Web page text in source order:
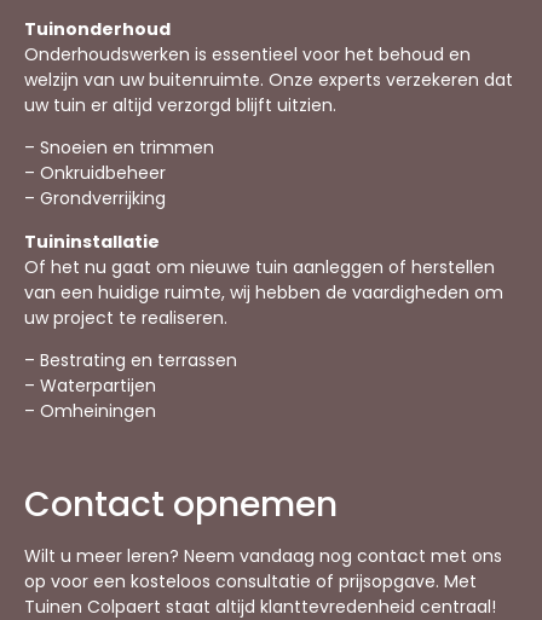
Tuinonderhoud
Onderhoudswerken is essentieel voor het behoud en
welzijn van uw buitenruimte. Onze experts verzekeren dat
uw tuin er altijd verzorgd blijft uitzien.
– Snoeien en trimmen
– Onkruidbeheer
– Grondverrijking
Tuininstallatie
Of het nu gaat om nieuwe tuin aanleggen of herstellen
van een huidige ruimte, wij hebben de vaardigheden om
uw project te realiseren.
– Bestrating en terrassen
– Waterpartijen
– Omheiningen
Contact opnemen
Wilt u meer leren? Neem vandaag nog contact met ons
op voor een kosteloos consultatie of prijsopgave. Met
Tuinen Colpaert staat altijd klanttevredenheid centraal!